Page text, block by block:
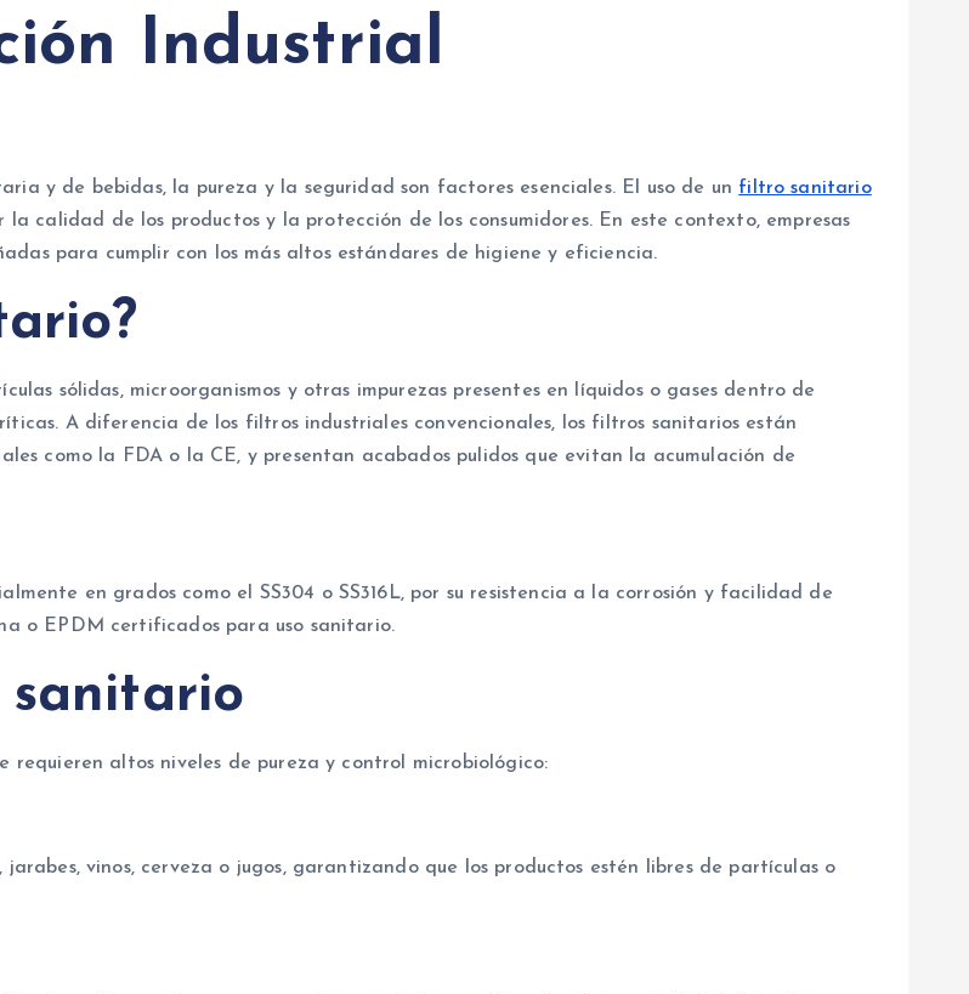
Industrial
y de bebidas, la pureza y la seguridad son factores esenciales. El uso de un filtro sanitario
calidad de los productos y la protección de los consumidores. En este contexto, empresas
para cumplir con los más altos estándares de higiene y eficiencia.
sólidas, microorganismos y otras impurezas presentes en líquidos o gases dentro de
A diferencia de los filtros industriales convencionales, los filtros sanitarios están
como la FDA o la CE, y presentan acabados pulidos que evitan la acumulación de
en grados como el SS304 o SS316L, por su resistencia a la corrosión y facilidad de
o EPDM certificados para uso sanitario.
altos niveles de pureza y control microbiológico:
vinos, cerveza o jugos, garantizando que los productos estén libres de partículas o